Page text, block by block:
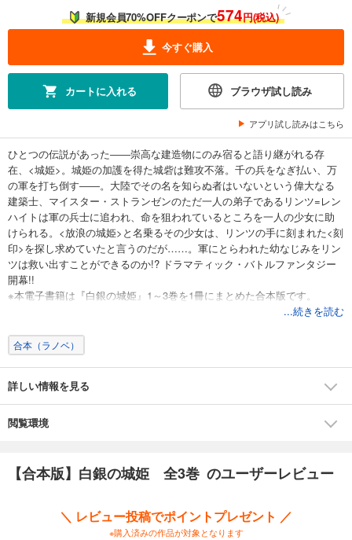
新規会員70%OFFクーポンで574円(税込)
今すぐ購入
カートに入れる ブラウザ試し読み
アプリ試し読みはこちら
ひとつの伝説があった――崇高な建造物にのみ宿ると語り継がれる存
在、<城姫>。城姫の加護を得た城砦は難攻不落。千の兵をなぎ払い、万
の軍を打ち倒す――。大陸でその名を知らぬ者はいないという偉大なる
建築士、マイスター・ストランゼンのただ一人の弟子であるリンツ=レン
ハイトは軍の兵士に追われ、命を狙われているところを一人の少女に助
けられる。<放浪の城姫>と名乗るその少女は、リンツの手に刻まれた<刻
印>を探し求めていたと言うのだが……。軍にとらわれた幼なじみをリン
ツは救い出すことができるのか!? ドラマティック・バトルファンタジー
開幕!!
※本電子書籍は『白銀の城姫』1～3巻を1冊にまとめた合本版です。
...続きを読む
合本（ラノベ）
詳しい情報を見る
閲覧環境
【合本版】白銀の城姫 全3巻 のユーザーレビュー
＼ レビュー投稿でポイントプレゼント ／
※購入済みの作品が対象となります